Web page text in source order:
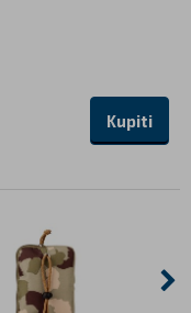
Kupiti